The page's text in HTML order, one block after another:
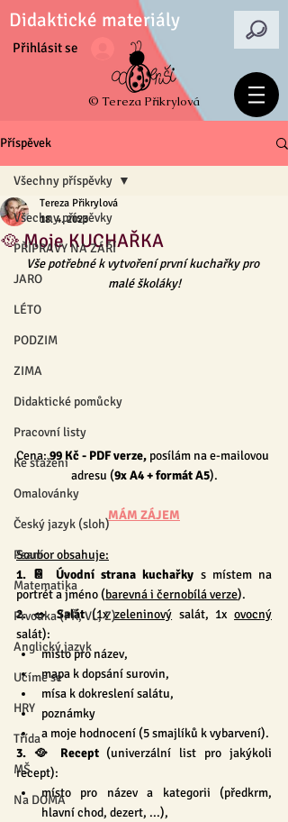
Didaktické materiály
Přihlásit se
© Tereza Přikrylová
Příspěvek
Všechny příspěvky
PŘÍPRAVY NA ZÁŘÍ
JARO
LÉTO
PODZIM
ZIMA
Didaktické pomůcky
Pracovní listy
Ke stažení
Omalovánky
Český jazyk (sloh)
Psaní
Matematika
Prvouka (PŘ, VL, Z)
Anglický jazyk
Učíme se
HRY
Třída
MŠ
Na DOMA
Všechny příspěvky
🥘 Moje KUCHAŘKA
Tereza Přikrylová
18. 4. 2023
Vše potřebné k vytvoření první kuchařky pro
malé školáky!
Cena: 99 Kč - PDF verze, posílám na e-mailovou
adresu (9x A4 + formát A5).
MÁM ZÁJEM
Soubor obsahuje:
1. 📔 Úvodní strana kuchařky s místem na
portrét a jméno (barevná i černobílá verze).
2. 🥗 Salát (1x zeleninový salát, 1x ovocný
salát):
místo pro název,
mapa k dopsání surovin,
mísa k dokreslení salátu,
poznámky
a moje hodnocení (5 smajlíků k vybarvení).
3. 🥘 Recept (univerzální list pro jakýkoli
recept):
místo pro název a kategorii (předkrm,
hlavní chod, dezert, ...),